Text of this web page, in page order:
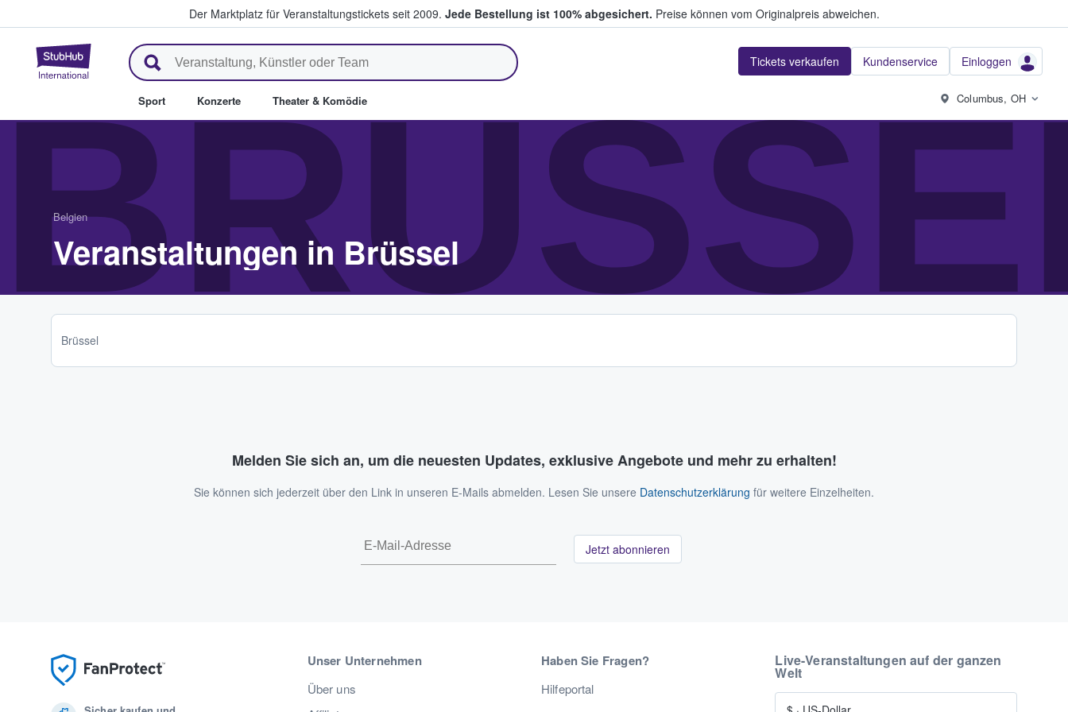
Der Marktplatz für Veranstaltungstickets seit 2009. Jede Bestellung ist 100% abgesichert. Preise können vom Originalpreis abweichen.
StubHub - Wo Fans Tickets kaufen & verkaufen Tickets verkaufen Kundenservice Einloggen
Sport Konzerte Theater & Komödie Columbus, OH
Belgien
Veranstaltungen in Brüssel
Brüssel
Melden Sie sich an, um die neuesten Updates, exklusive Angebote und mehr zu erhalten!
Sie können sich jederzeit über den Link in unseren E-Mails abmelden. Lesen Sie unsere Datenschutzerklärung für weitere Einzelheiten.
Jetzt abonnieren
Unser Unternehmen
Über uns
Haben Sie Fragen?
Hilfeportal
Live-Veranstaltungen auf der ganzen
Welt